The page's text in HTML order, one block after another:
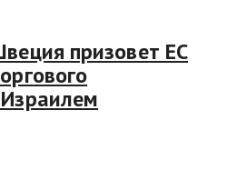
призовет ЕС